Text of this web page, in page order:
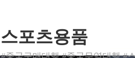
스포츠용품
#중국구매대행 #중국무역대행 #